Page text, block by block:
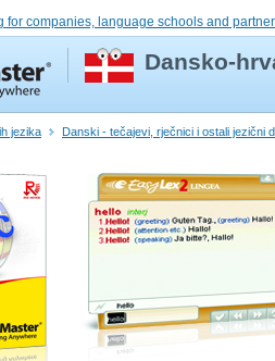
for companies, language schools and
Dansko-
jezika Danski - tečajevi, rječnici i ostali jezični